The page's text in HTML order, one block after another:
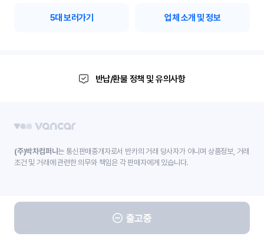
5대 보러가기 업체 소개 및 정보
반납/환불 정책 및 유의사항
출고중
(주)박차컴퍼니는 통신판매중개자로서 반카의 거래 당사자가 아니며 상품정보, 거래
조건 및 거래에 관련한 의무와 책임은 각 판매자에게 있습니다.